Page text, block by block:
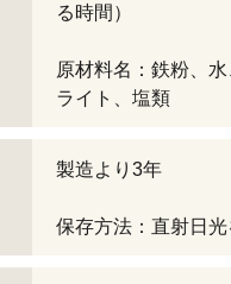
る時間）
原材料名：鉄粉、
ライト、塩類
製造より3年
保存方法：直射日